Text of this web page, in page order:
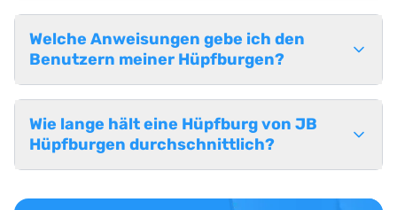
Welche Anweisungen gebe ich den
Benutzern meiner Hüpfburgen?
Wie lange hält eine Hüpfburg von JB
Hüpfburgen durchschnittlich?